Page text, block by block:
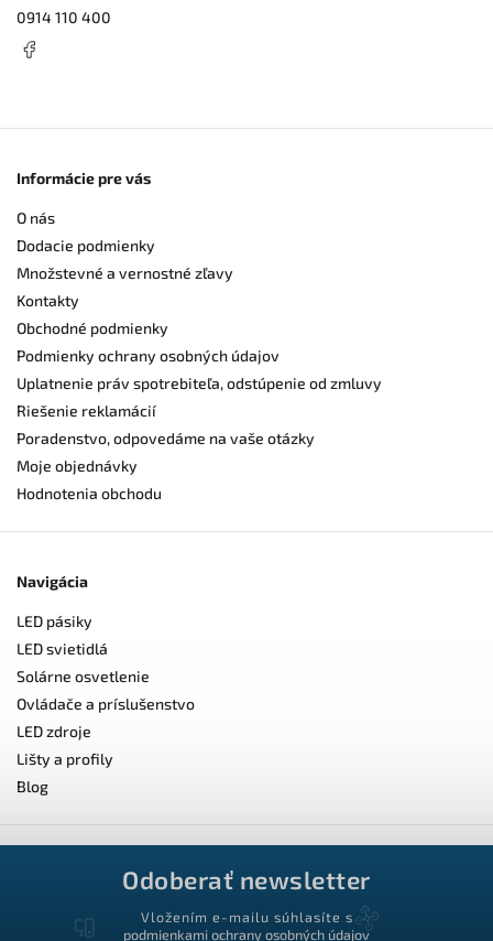
0914 110 400
Informácie pre vás
O nás
Dodacie podmienky
Množstevné a vernostné zľavy
Kontakty
Obchodné podmienky
Podmienky ochrany osobných údajov
Uplatnenie práv spotrebiteľa, odstúpenie od zmluvy
Riešenie reklamácií
Poradenstvo, odpovedáme na vaše otázky
Moje objednávky
Hodnotenia obchodu
Navigácia
LED pásiky
LED svietidlá
Solárne osvetlenie
Ovládače a príslušenstvo
LED zdroje
Lišty a profily
Blog
Odoberať newsletter
Vložením e-mailu súhlasíte s
podmienkami ochrany osobných údajov